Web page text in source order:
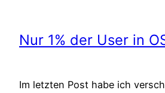
Nur 1% der User in
Im letzten Post habe ich